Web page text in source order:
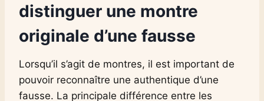
distinguer une montre
originale d’une fausse
Lorsqu’il s’agit de montres, il est important de
pouvoir reconnaître une authentique d’une
fausse. La principale différence entre les